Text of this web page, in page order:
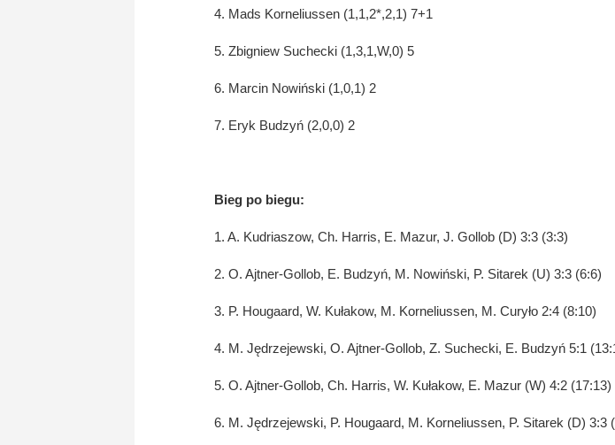
4. Mads Korneliussen (1,1,2*,2,1) 7+1
5. Zbigniew Suchecki (1,3,1,W,0) 5
6. Marcin Nowiński (1,0,1) 2
7. Eryk Budzyń (2,0,0) 2
Bieg po biegu:
1. A. Kudriaszow, Ch. Harris, E. Mazur, J. Gollob (D) 3:3 (3:3)
2. O. Ajtner-Gollob, E. Budzyń, M. Nowiński, P. Sitarek (U) 3:3 (6:6)
3. P. Hougaard, W. Kułakow, M. Korneliussen, M. Curyło 2:4 (8:10)
4. M. Jędrzejewski, O. Ajtner-Gollob, Z. Suchecki, E. Budzyń 5:1
5. O. Ajtner-Gollob, Ch. Harris, W. Kułakow, E. Mazur (W) 4:2 (17:13)
6. M. Jędrzejewski, P. Hougaard, M. Korneliussen, P. Sitarek (D) 3:3